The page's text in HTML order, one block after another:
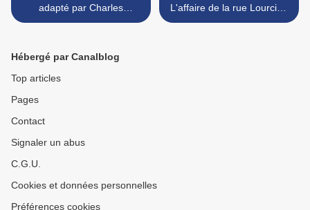
adapté par Charles
Osborne : ISSN 2607-0006
L'affaire de la rue Lourcine
de Labiche : ISSN 2607-
Hébergé par Canalblog
Top articles
Pages
Contact
Signaler un abus
C.G.U.
Cookies et données personnelles
Préférences cookies